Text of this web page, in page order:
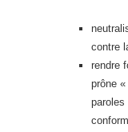
contre
rendre
prône